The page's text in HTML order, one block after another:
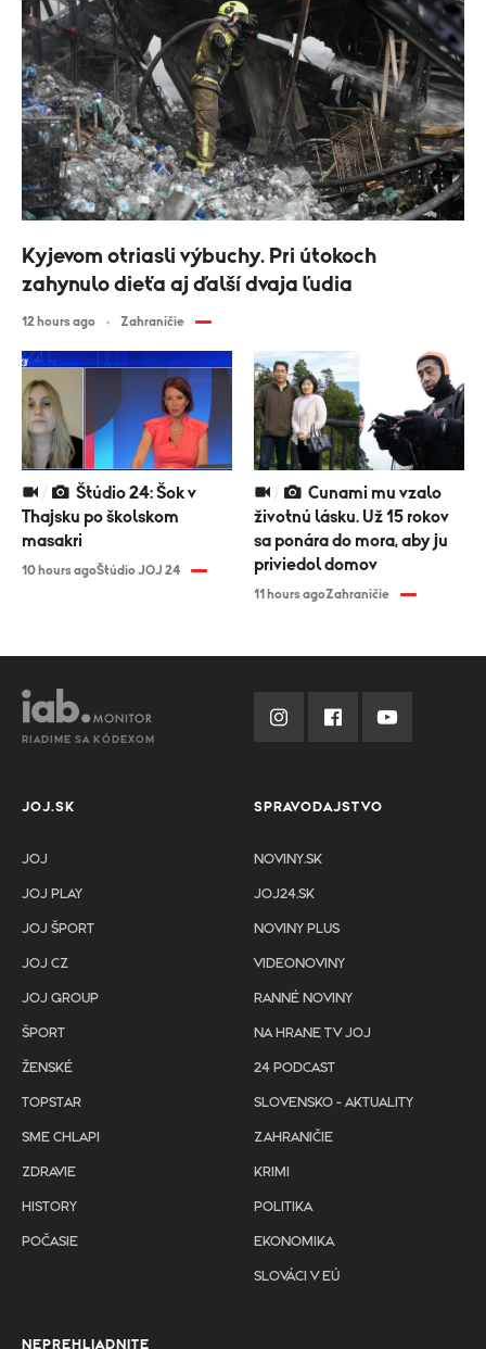
Thajsku po školskom
masakri
10 hours agoŠtúdio JOJ 24
životnú lásku. Už 15 rokov
sa ponára do mora, aby ju
priviedol domov
11 hours agoZahraničie
Kyjevom otriasli výbuchy. Pri útokoch
zahynulo dieťa aj ďalší dvaja ľudia
12 hours ago Zahraničie
RIADIME SA KÓDEXOM
JOJ.SK
JOJ
JOJ PLAY
JOJ ŠPORT
JOJ CZ
JOJ GROUP
ŠPORT
ŽENSKÉ
TOPSTAR
SME CHLAPI
ZDRAVIE
HISTORY
POČASIE
SPRAVODAJSTVO
NOVINY.SK
JOJ24.SK
NOVINY PLUS
VIDEONOVINY
RANNÉ NOVINY
NA HRANE TV JOJ
24 PODCAST
SLOVENSKO - AKTUALITY
ZAHRANIČIE
KRIMI
POLITIKA
EKONOMIKA
SLOVÁCI V EÚ
NEPREHLIADNITE